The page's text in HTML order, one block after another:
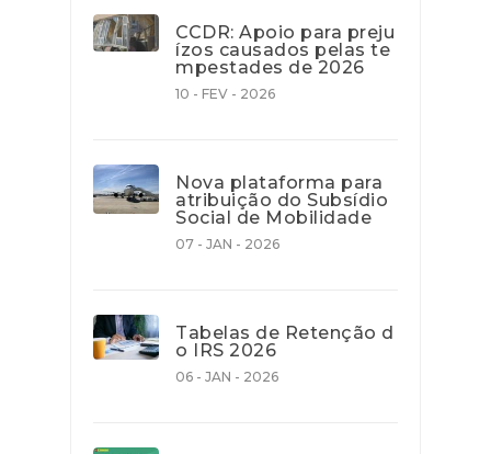
CCDR: Apoio para preju
ízos causados pelas te
mpestades de 2026
10 - FEV - 2026
Nova plataforma para
atribuição do Subsídio
Social de Mobilidade
07 - JAN - 2026
Tabelas de Retenção d
o IRS 2026
06 - JAN - 2026